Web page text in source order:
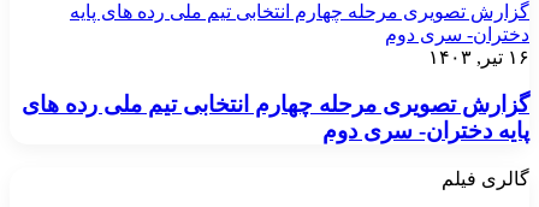
گزارش تصویری مرحله چهارم انتخابی تیم ملی رده های پایه
دختران- سری دوم
۱۶ تیر, ۱۴۰۳
گزارش تصویری مرحله چهارم انتخابی تیم ملی رده های
پایه دختران- سری دوم
گالری فیلم